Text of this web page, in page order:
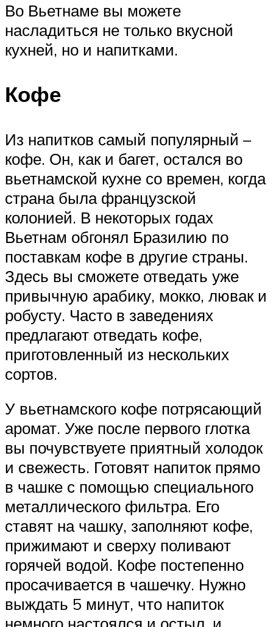
Во Вьетнаме вы можете
насладиться не только вкусной
кухней, но и напитками.
Кофе
Из напитков самый популярный –
кофе. Он, как и багет, остался во
вьетнамской кухне со времен, когда
страна была французской
колонией. В некоторых годах
Вьетнам обгонял Бразилию по
поставкам кофе в другие страны.
Здесь вы сможете отведать уже
привычную арабику, мокко, лювак и
робусту. Часто в заведениях
предлагают отведать кофе,
приготовленный из нескольких
сортов.
У вьетнамского кофе потрясающий
аромат. Уже после первого глотка
вы почувствуете приятный холодок
и свежесть. Готовят напиток прямо
в чашке с помощью специального
металлического фильтра. Его
ставят на чашку, заполняют кофе,
прижимают и сверху поливают
горячей водой. Кофе постепенно
просачивается в чашечку. Нужно
выждать 5 минут, что напиток